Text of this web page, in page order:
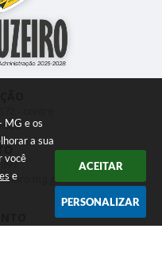
MG e os
a sua
você
e
ACEITAR
PERSONALIZAR
000